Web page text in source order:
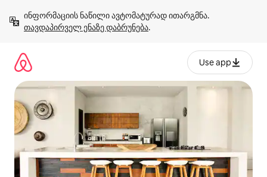
გადასვლა
თავდაპირველ ენაზე დაბრუნება.
Use app